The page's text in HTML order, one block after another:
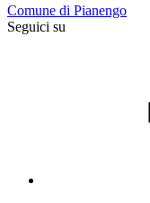
Comune di Pianengo
Seguici su